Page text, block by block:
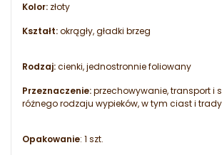
Kolor: złoty
Kształt:okrągły, gładki brzeg
Rodzaj:cienki, jednostronnie foliowany
Przeznaczenie:przechowywanie, transport i
różnego rodzaju wypieków, w tym ciast i
Opakowanie: 1 szt.